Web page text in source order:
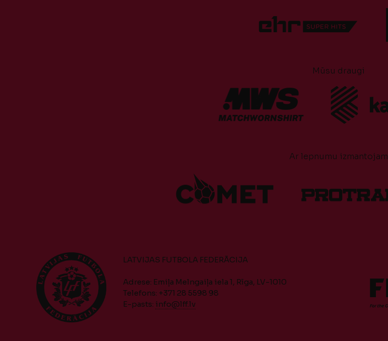
Mūsu draugi
Ar lepnumu izmantojam
LATVIJAS FUTBOLA FEDERĀCIJA
Adrese: Emiļa Melngaiļa iela 1, Rīga, LV-1010
Telefons: +371 28 5598 98
E-pasts: info@lff.lv